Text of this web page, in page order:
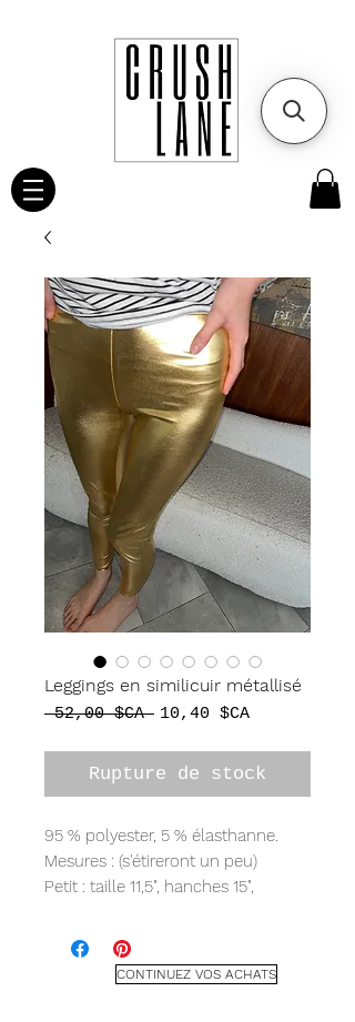
Leggings en similicuir métallisé
52,00 $CA Prix
10,40 $CAPrix
Rupture de stock
95 % polyester, 5 % élasthanne.
Mesures : (s'étireront un peu)
Petit : taille 11,5", hanches 15",
Medium : taille 12,5", hanches 16",
hauteur 11", entrejambe 28", poignet
CONTINUEZ VOS ACHATS